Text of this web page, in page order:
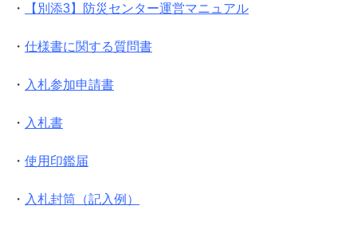
・ 【別添3】防災センター運営マニュアル
・ 仕様書に関する質問書
・ 入札参加申請書
・ 入札書
・ 使用印鑑届
・ 入札封筒（記入例）